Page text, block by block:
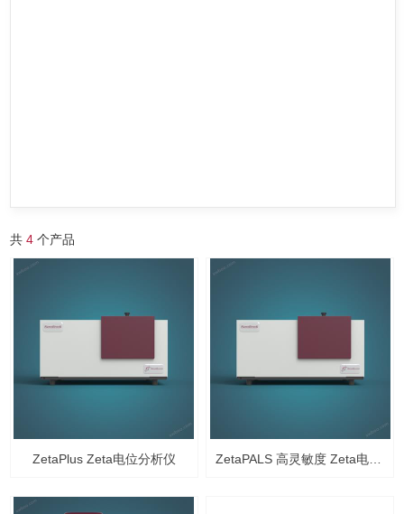
共4 个产品
ZetaPlus Zeta电位分析仪 ZetaPALS 高灵敏度 Zeta电位分析仪